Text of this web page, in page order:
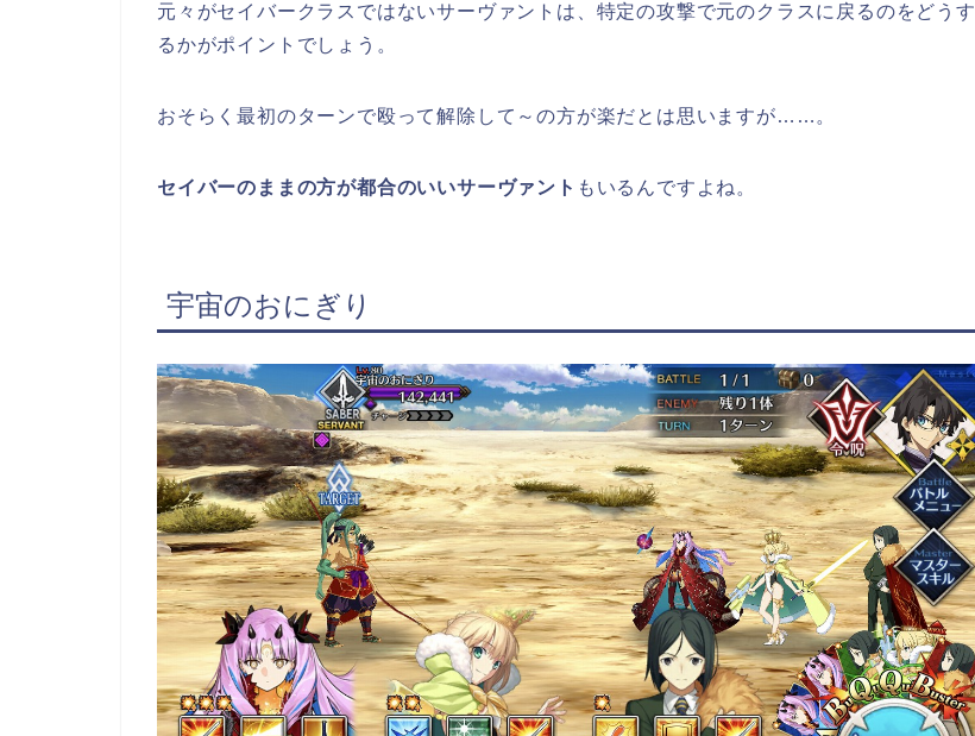
元々がセイバークラスではないサーヴァントは、特定の攻撃で元のクラスに戻るのをどうす
るかがポイントでしょう。
おそらく最初のターンで殴って解除して～の方が楽だとは思いますが……。
セイバーのままの方が都合のいいサーヴァント もいるんですよね。
宇宙のおにぎり